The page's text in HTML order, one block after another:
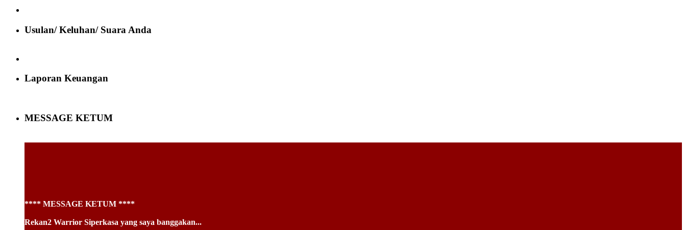
Usulan/ Keluhan/ Suara Anda
Laporan Keuangan
MESSAGE KETUM